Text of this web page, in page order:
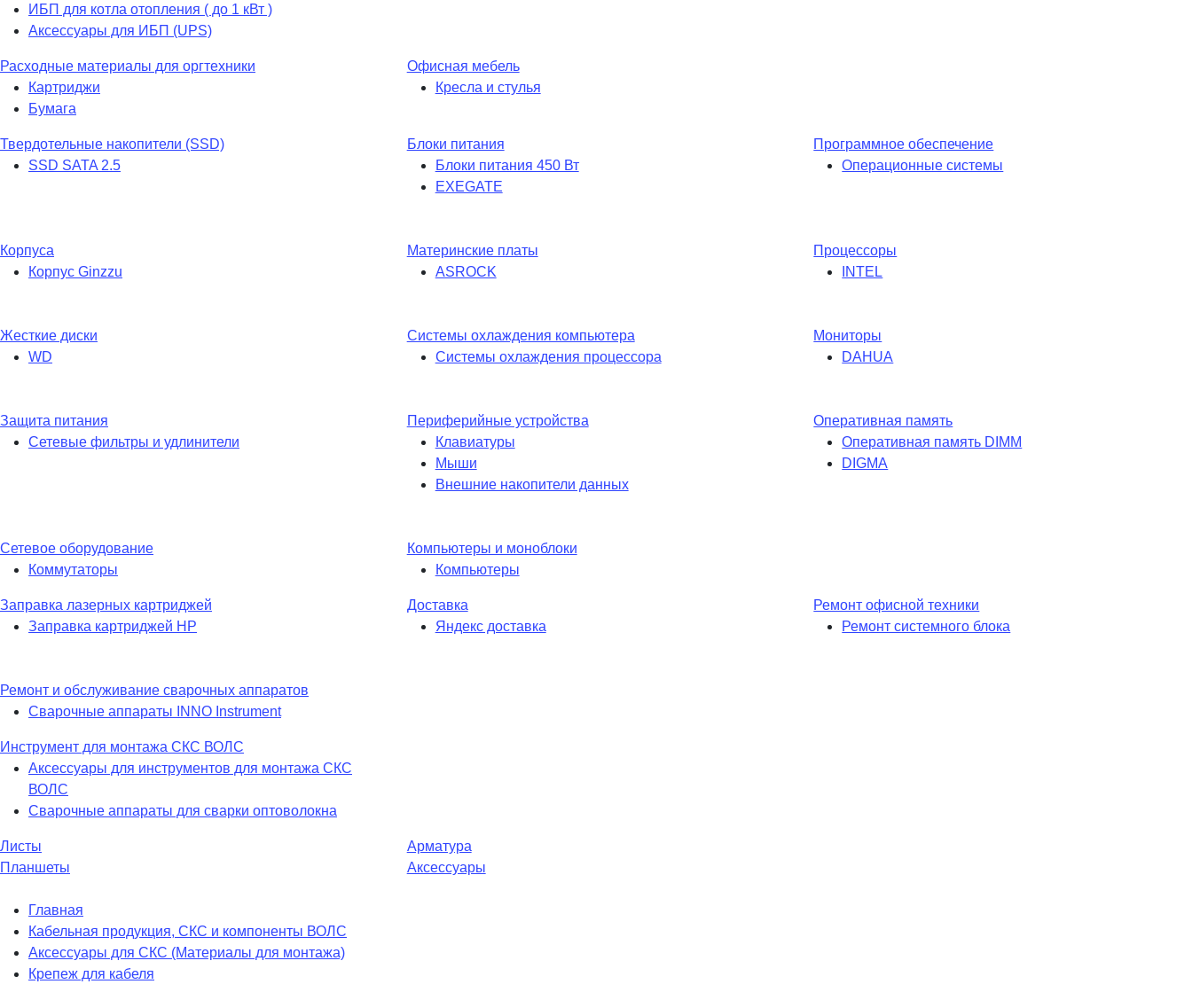
ИБП для котла отопления ( до 1 кВт )
Аксессуары для ИБП (UPS)
Расходные материалы для оргтехники
Картриджи
Бумага
Офисная мебель
Кресла и стулья
Твердотельные накопители (SSD)
SSD SATA 2.5
Блоки питания
Блоки питания 450 Вт
EXEGATE
Программное обеспечение
Операционные системы
Корпуса
Корпус Ginzzu
Материнские платы
ASROCK
Процессоры
INTEL
Жесткие диски
WD
Системы охлаждения компьютера
Системы охлаждения процессора
Мониторы
DAHUA
Защита питания
Сетевые фильтры и удлинители
Периферийные устройства
Клавиатуры
Мыши
Внешние накопители данных
Оперативная память
Оперативная память DIMM
DIGMA
Сетевое оборудование
Коммутаторы
Компьютеры и моноблоки
Компьютеры
Заправка лазерных картриджей
Заправка картриджей HP
Доставка
Яндекс доставка
Ремонт офисной техники
Ремонт системного блока
Ремонт и обслуживание сварочных аппаратов
Сварочные аппараты INNO Instrument
Инструмент для монтажа СКС ВОЛС
Аксессуары для инструментов для монтажа СКС
ВОЛС
Сварочные аппараты для сварки оптоволокна
Листы
Арматура
Планшеты
Аксессуары
Главная
Кабельная продукция, СКС и компоненты ВОЛС
Аксессуары для СКС (Материалы для монтажа)
Крепеж для кабеля